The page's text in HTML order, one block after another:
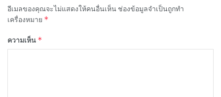
อีเมลของคุณจะไม่แสดงให้คนอื่นเห็น ช่องข้อมูลจำเป็นถูกทำ
เครื่องหมาย *
ความเห็น *